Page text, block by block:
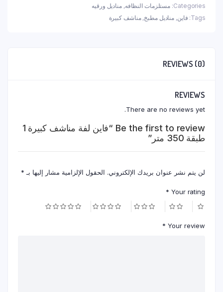
1
طبقة
350
Categories: مستلزمات النظافه,مناديل ورقيه
Tags: فاين, مناديل مطبخ,مناشف كبيرة
REVIEWS (0)
REVIEWS
There are no reviews yet.
Be the first to review “فاين لفة مناشف كبيرة 1
طبقة 350 متر”
لن يتم نشر عنوان بريدك الإلكتروني. الحقول الإلزامية مشار إليها بـ *
Your rating
*
Your review
*